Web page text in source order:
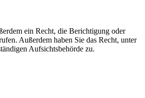
ein Recht, die Berichtigung oder
Außerdem haben Sie das Recht, unter
Aufsichtsbehörde zu.